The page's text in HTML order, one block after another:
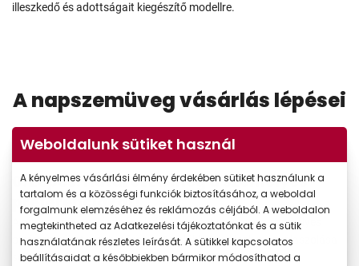
illeszkedő és adottságait kiegészítő modellre.
A napszemüveg vásárlás lépései
0. Lépés: Határozza meg a személyes
preferenciákat!
A napszemüveg vásárlás első lépéseként érdemes a személyes
preferenciákat meghatározni. Az alábbi kérdések megválaszolása
segíthet ebben:Milyen körülmények között tervezi viselni a
Weboldalunk sütiket használ
A kényelmes vásárlási élmény érdekében sütiket használunk a
tartalom és a közösségi funkciók biztosításához, a weboldal
forgalmunk elemzéséhez és reklámozás céljából. A weboldalon
megtekintheted az Adatkezelési tájékoztatónkat és a sütik
használatának részletes leírását. A sütikkel kapcsolatos
beállításaidat a későbbiekben bármikor módosíthatod a